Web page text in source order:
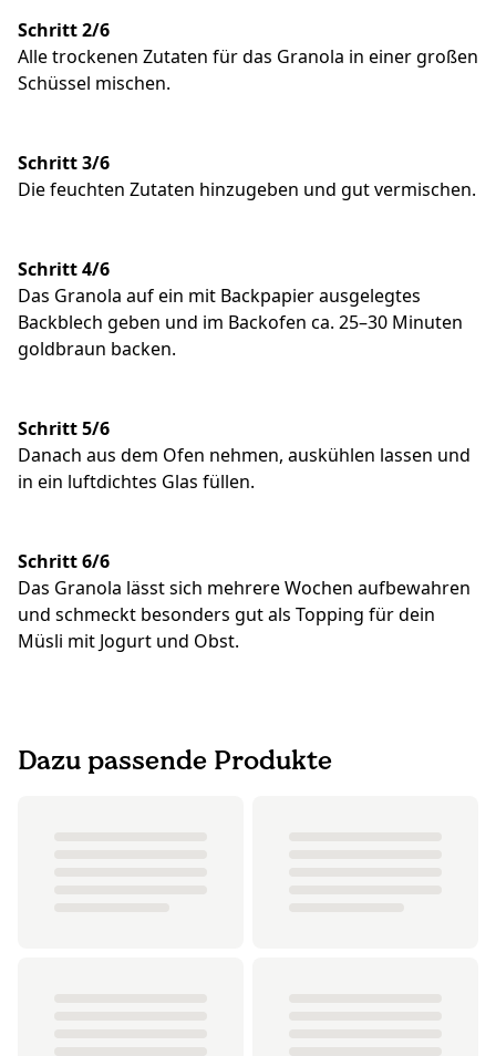
Schritt 2/6
Alle trockenen Zutaten für das Granola in einer großen
Schüssel mischen.
Schritt 3/6
Die feuchten Zutaten hinzugeben und gut vermischen.
Schritt 4/6
Das Granola auf ein mit Backpapier ausgelegtes
Backblech geben und im Backofen ca. 25–30 Minuten
goldbraun backen.
Schritt 5/6
Danach aus dem Ofen nehmen, auskühlen lassen und
in ein luftdichtes Glas füllen.
Schritt 6/6
Das Granola lässt sich mehrere Wochen aufbewahren
und schmeckt besonders gut als Topping für dein
Müsli mit Jogurt und Obst.
Dazu passende Produkte